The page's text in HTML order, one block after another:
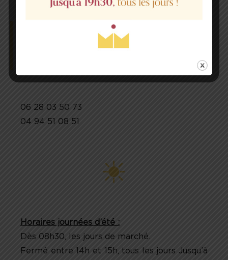
44 Rue Jean Jaures
06 28 03 50 73
04 94 51 08 51
Horaires journées d’été :
Dès 08h30, les jours de marché.
Fermé entre 14h et 15h, tous les jours Jusqu’à